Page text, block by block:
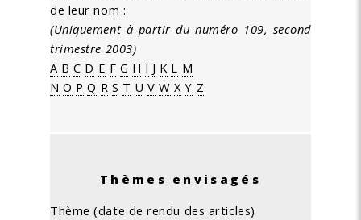
de leur nom :
(Uniquement à partir du numéro 109, second
trimestre 2003)
A B C D E F G H I J K L M
N O P Q R S T U V W X Y Z
Thèmes envisagés
Thème (date de rendu des articles)